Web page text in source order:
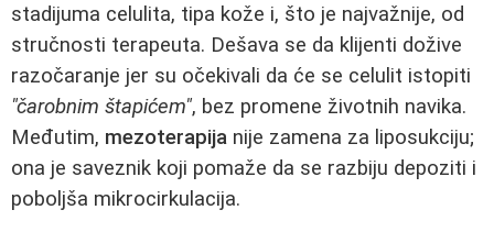
stadijuma celulita, tipa kože i, što je najvažnije, od
stručnosti terapeuta. Dešava se da klijenti dožive
razočaranje jer su očekivali da će se celulit istopiti
"čarobnim štapićem", bez promene životnih navika.
Međutim, mezoterapija nije zamena za liposukciju;
ona je saveznik koji pomaže da se razbiju depoziti i
poboljša mikrocirkulacija.